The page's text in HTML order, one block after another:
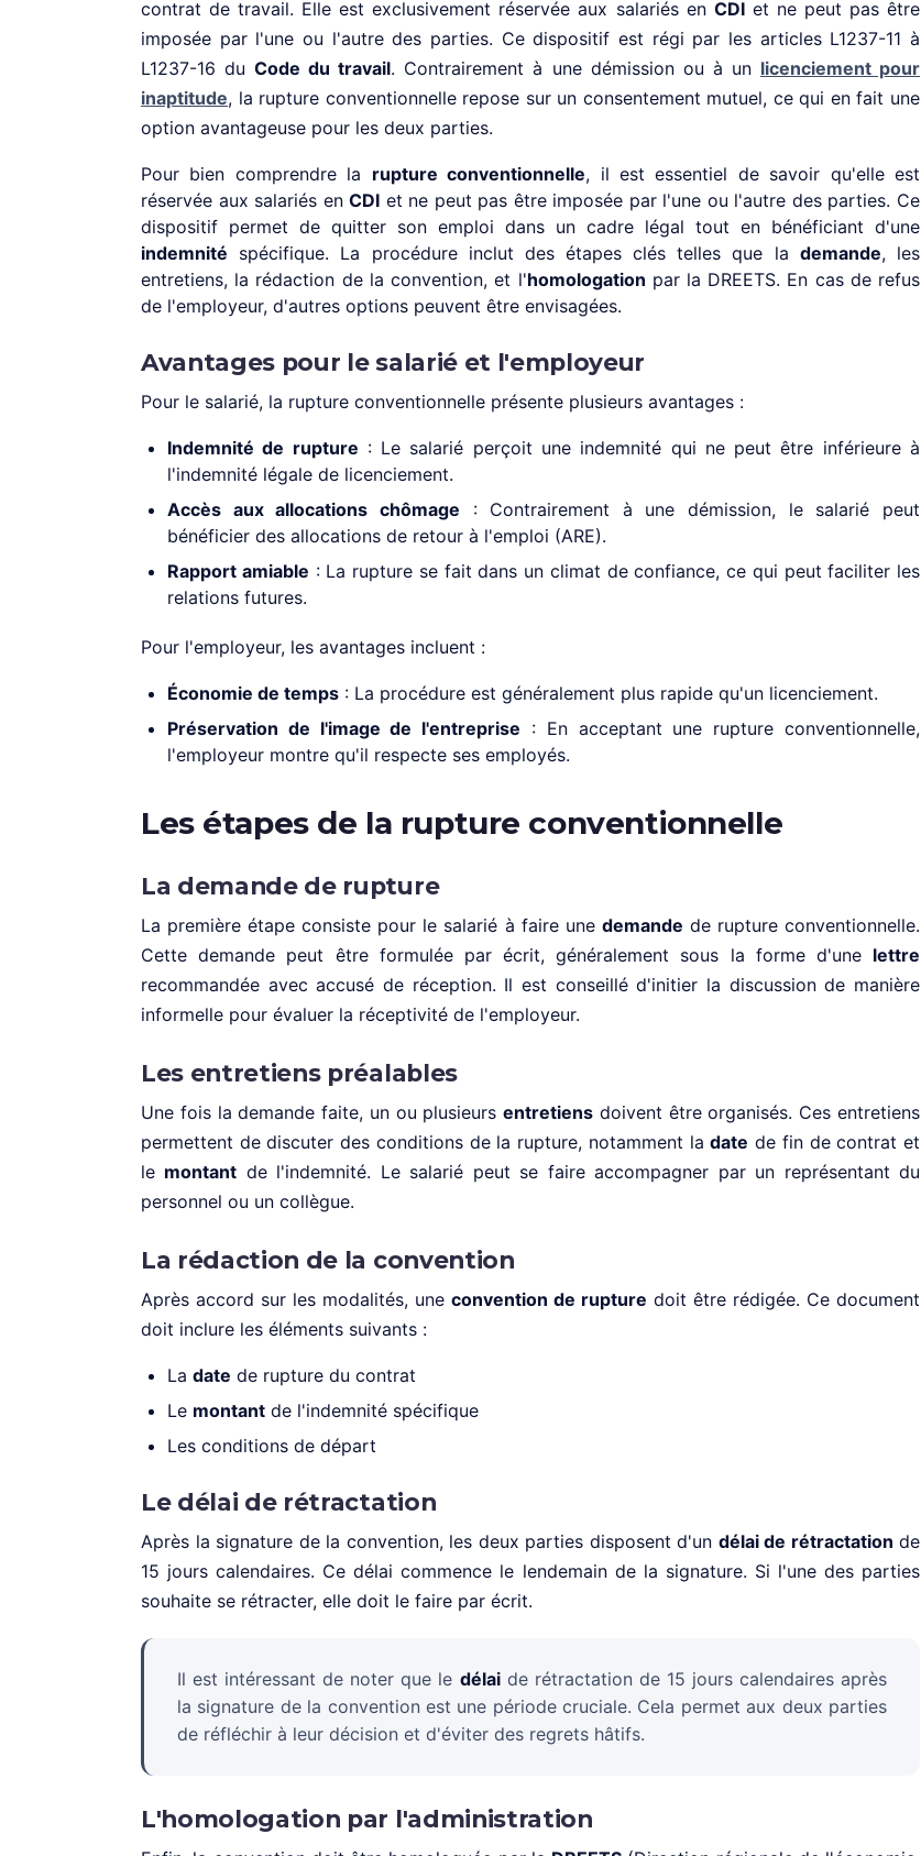
contrat de travail. Elle est exclusivement réservée aux salariés en CDIet ne peut pas être
imposée par l'une ou l'autre des parties. Ce dispositif est régi par les articles L1237-11 à
L1237-16 duCode du travail. Contrairement à une démission ou à un licenciement pour
inaptitude, la rupture conventionnelle repose sur un consentement mutuel, ce qui en fait une
option avantageuse pour les deux parties.
Pour bien comprendre la rupture conventionnelle, il est essentiel de savoir qu'elle est
réservée aux salariés enCDI et ne peut pas être imposée par l'une ou l'autre des parties. Ce
dispositif permet de quitter son emploi dans un cadre légal tout en bénéficiant d'une
indemnité spécifique. La procédure inclut des étapes clés telles que la demande, les
entretiens, la rédaction de la convention, et l'homologation par la DREETS. En cas de refus
de l'employeur, d'autres options peuvent être envisagées.
Avantages pour le salarié et l'employeur
Pour le salarié, la rupture conventionnelle présente plusieurs avantages :
Indemnité de rupture : Le salarié perçoit une indemnité qui ne peut être inférieure à
l'indemnité légale de licenciement.
Accès aux allocations chômage : Contrairement à une démission, le salarié peut
bénéficier des allocations de retour à l'emploi (ARE).
Rapport amiable : La rupture se fait dans un climat de confiance, ce qui peut faciliter les
relations futures.
Pour l'employeur, les avantages incluent :
Économie de temps : La procédure est généralement plus rapide qu'un licenciement.
Préservation de l'image de l'entreprise : En acceptant une rupture conventionnelle,
l'employeur montre qu'il respecte ses employés.
Les étapes de la rupture conventionnelle
La demande de rupture
La première étape consiste pour le salarié à faire une demande de rupture conventionnelle.
Cette demande peut être formulée par écrit, généralement sous la forme d'une lettre
recommandée avec accusé de réception. Il est conseillé d'initier la discussion de manière
informelle pour évaluer la réceptivité de l'employeur.
Les entretiens préalables
Une fois la demande faite, un ou plusieursentretiens doivent être organisés. Ces entretiens
permettent de discuter des conditions de la rupture, notamment ladate de fin de contrat et
le montant de l'indemnité. Le salarié peut se faire accompagner par un représentant du
personnel ou un collègue.
La rédaction de la convention
Après accord sur les modalités, une convention de rupture doit être rédigée. Ce document
doit inclure les éléments suivants :
La date de rupture du contrat
Le montant de l'indemnité spécifique
Les conditions de départ
Le délai de rétractation
Après la signature de la convention, les deux parties disposent d'un délai de rétractation de
15 jours calendaires. Ce délai commence le lendemain de la signature. Si l'une des parties
souhaite se rétracter, elle doit le faire par écrit.
Il est intéressant de noter que le délaide rétractation de 15 jours calendaires après
la signature de la convention est une période cruciale. Cela permet aux deux parties
de réfléchir à leur décision et d'éviter des regrets hâtifs.
L'homologation par l'administration